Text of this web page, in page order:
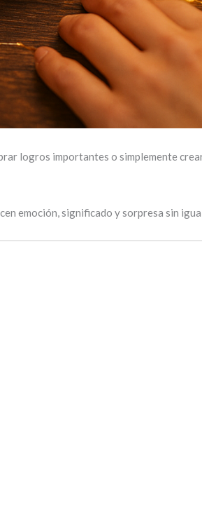
logros importantes o simplemente
emoción, significado y sorpresa sin